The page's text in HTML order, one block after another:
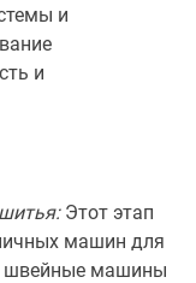
и
и
Этот этап
машин для
швейные машины